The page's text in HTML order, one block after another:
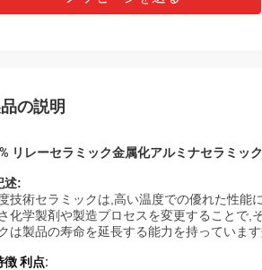
の説明
リレーセラミック金属化アルミナセラミッ
述:
技術セラミックは,高い温度での優れた性能
化学製剤や製造プロセスを変更することで,
は製品の寿命を延長する能力を持っていま
徴 利点: